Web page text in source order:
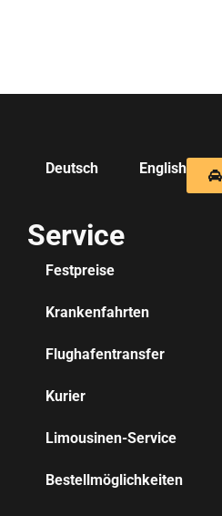
Deutsch English
Service
Festpreise
Krankenfahrten
Flughafentransfer
Kurier
Limousinen-Service
Bestellmöglichkeiten